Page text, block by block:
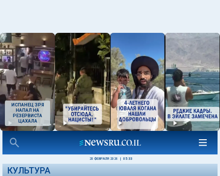
ИСПАНЕЦ ЗРЯ
НАПАЛ НА
РЕЗЕРВИСТА
ЦАХАЛА
20 ФЕВРАЛЯ 2026 05:33
КУЛЬТУРА